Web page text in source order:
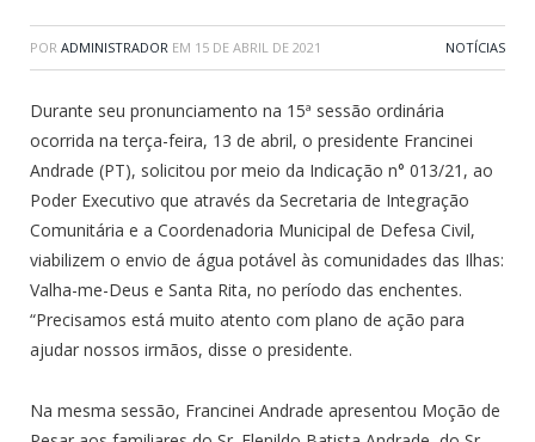
POR ADMINISTRADOR EM 15 DE ABRIL DE 2021 NOTÍCIAS
Durante seu pronunciamento na 15ª sessão ordinária
ocorrida na terça-feira, 13 de abril, o presidente Francinei
Andrade (PT), solicitou por meio da Indicação n° 013/21, ao
Poder Executivo que através da Secretaria de Integração
Comunitária e a Coordenadoria Municipal de Defesa Civil,
viabilizem o envio de água potável às comunidades das Ilhas:
Valha-me-Deus e Santa Rita, no período das enchentes.
“Precisamos está muito atento com plano de ação para
ajudar nossos irmãos, disse o presidente.
Na mesma sessão, Francinei Andrade apresentou Moção de